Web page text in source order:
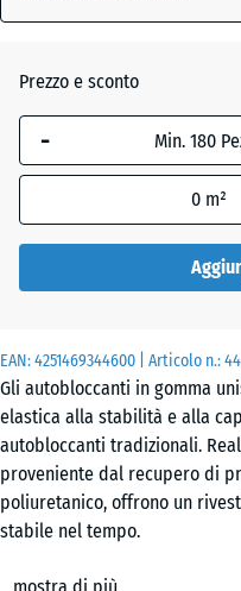
EAN:4251469344600 | Articolo n.:
Gli autobloccanti in gomma
elastica alla stabilità e alla
autobloccanti tradizionali.
proveniente dal recupero di
poliuretanico, offrono un
stabile nel tempo.
Rosso
Antracite - 0,20 €
Grigio
ardesia
erba
+ 0,10 €
Prezzo e sconto
-
0 m²